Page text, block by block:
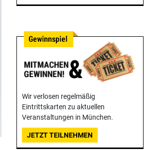
Wir verlosen regelmäßig
Eintrittskarten zu aktuellen
Veranstaltungen in München.
JETZT TEILNEHMEN